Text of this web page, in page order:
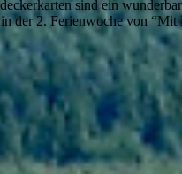
sind ein
in der 2. Ferienwoche von “Mit